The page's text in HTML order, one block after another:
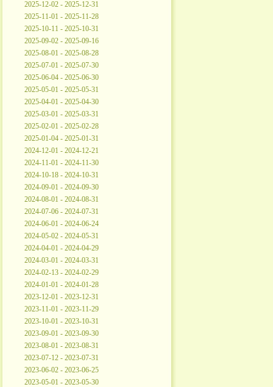
2025-12-02 - 2025-12-31
2025-11-01 - 2025-11-28
2025-10-11 - 2025-10-31
2025-09-02 - 2025-09-16
2025-08-01 - 2025-08-28
2025-07-01 - 2025-07-30
2025-06-04 - 2025-06-30
2025-05-01 - 2025-05-31
2025-04-01 - 2025-04-30
2025-03-01 - 2025-03-31
2025-02-01 - 2025-02-28
2025-01-04 - 2025-01-31
2024-12-01 - 2024-12-21
2024-11-01 - 2024-11-30
2024-10-18 - 2024-10-31
2024-09-01 - 2024-09-30
2024-08-01 - 2024-08-31
2024-07-06 - 2024-07-31
2024-06-01 - 2024-06-24
2024-05-02 - 2024-05-31
2024-04-01 - 2024-04-29
2024-03-01 - 2024-03-31
2024-02-13 - 2024-02-29
2024-01-01 - 2024-01-28
2023-12-01 - 2023-12-31
2023-11-01 - 2023-11-29
2023-10-01 - 2023-10-31
2023-09-01 - 2023-09-30
2023-08-01 - 2023-08-31
2023-07-12 - 2023-07-31
2023-06-02 - 2023-06-25
2023-05-01 - 2023-05-30